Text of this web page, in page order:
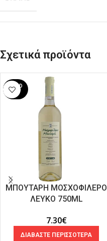
Σχετικά προϊόντα
SOLD
OUT
ΜΠΟΥΤΑΡΗ ΜΟΣΧΟΦΙΛΕΡΟ
ΛΕΥΚΟ 750ML
7.30€
ΔΙΑΒΑΣΤΕ ΠΕΡΙΣΣΟΤΕΡΑ